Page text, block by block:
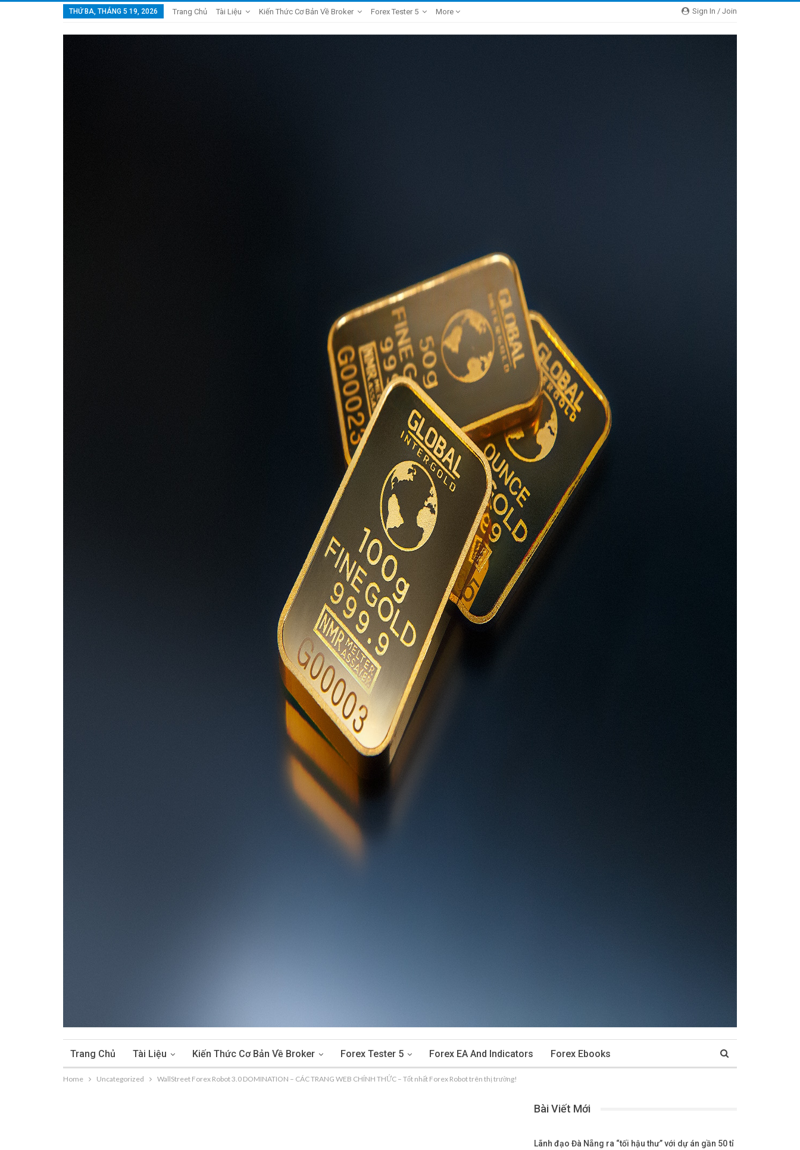
Sign In / Join
THỨ BA, THÁNG 5 19, 2026 Trang Chủ Tài Liệu Kiến Thức Cơ Bản Về Broker Forex Tester 5 More
Trang Chủ Tài Liệu Kiến Thức Cơ Bản Về Broker Forex Tester 5 Forex EA And Indicators Forex Ebooks
Home Uncategorized WallStreet Forex Robot 3.0 DOMINATION – CÁC TRANG WEB CHÍNH THỨC – Tốt nhất Forex Robot trên thị trường!
Bài Viết Mới
Lãnh đạo Đà Nẵng ra “tối hậu thư” với dự án gần 50 tỉ